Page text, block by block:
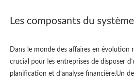
Les composants du
Dans le monde des affaires en évolution
crucial pour les entreprises de disposer
planification et d’analyse financière.Un